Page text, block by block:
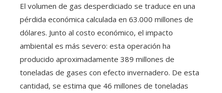
El volumen de gas desperdiciado se traduce en una
pérdida económica calculada en 63.000 millones de
dólares. Junto al costo económico, el impacto
ambiental es más severo: esta operación ha
producido aproximadamente 389 millones de
toneladas de gases con efecto invernadero. De esta
cantidad, se estima que 46 millones de toneladas